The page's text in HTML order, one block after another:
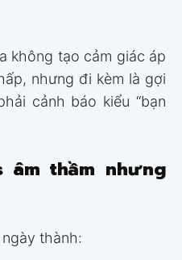
không tạo cảm giác áp
nhưng đi kèm là gợi
cảnh báo kiểu “bạn
âm thầm nhưng
thành: